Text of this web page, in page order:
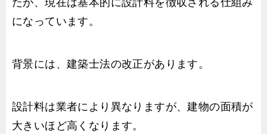
たが、現在は基本的に設計料を徴収される仕組み
になっています。
背景には、建築士法の改正があります。
設計料は業者により異なりますが、建物の面積が
大きいほど高くなります。